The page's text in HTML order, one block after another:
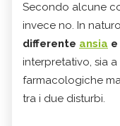
Secondo alcune
invece no. In
differente ansia e
interpretativo, sia
farmacologiche
tra i due disturbi.